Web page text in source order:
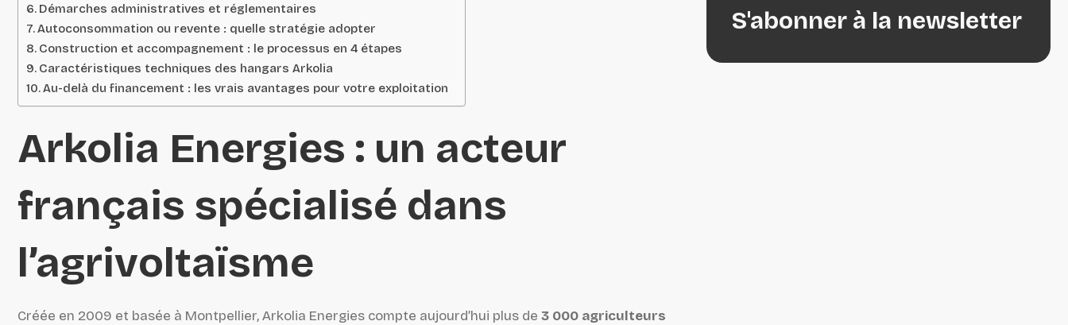
Démarches administratives et réglementaires
Autoconsommation ou revente : quelle stratégie adopter
Construction et accompagnement : le processus en 4 étapes
Caractéristiques techniques des hangars Arkolia
Au-delà du financement : les vrais avantages pour votre exploitation
Arkolia Energies : un acteur
français spécialisé dans
l’agrivoltaïsme
Créée en 2009 et basée à Montpellier, Arkolia Energies compte aujourd’hui plus de 3 000 agriculteurs
S'abonner à la newsletter